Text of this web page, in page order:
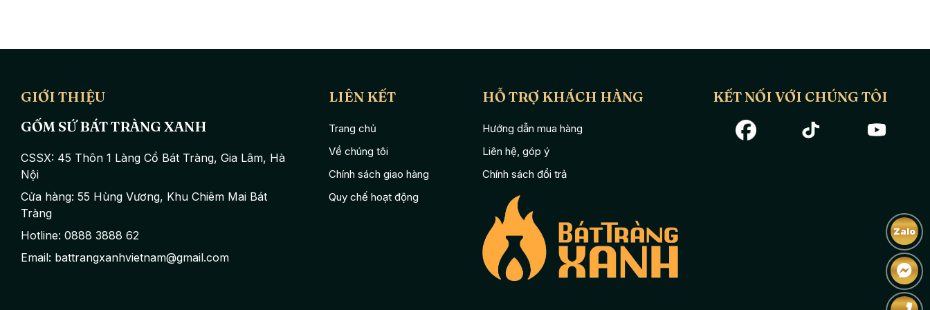
Zalo
GIỚI THIỆU
GỐM SỨ BÁT TRÀNG XANH
CSSX: 45 Thôn 1 Làng Cổ Bát Tràng, Gia Lâm, Hà
Nội
Cửa hàng: 55 Hùng Vương, Khu Chiêm Mai Bát
Tràng
Hotline: 0888 3888 62
Email: battrangxanhvietnam@gmail.com
LIÊN KẾT
Trang chủ
Về chúng tôi
Chính sách giao hàng
Quy chế hoạt động
HỖ TRỢ KHÁCH HÀNG
Hướng dẫn mua hàng
Liên hệ, góp ý
Chính sách đổi trả
KẾT NỐI VỚI CHÚNG TÔI